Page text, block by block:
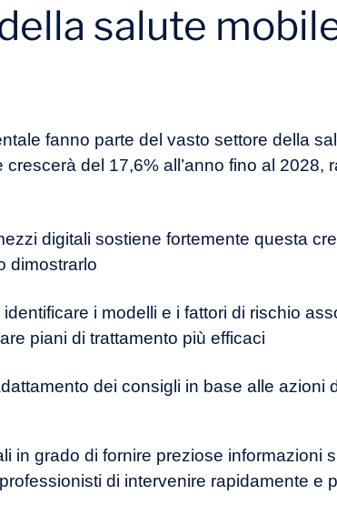
salute
fanno parte del vasto settore della
del 17,6% all’anno fino al 2028,
digitali sostiene fortemente questa
dimostrarlo
identificare i modelli e i fattori di rischio
piani di trattamento più efficaci
dei consigli in base alle azioni
in grado di fornire preziose informazioni
di intervenire rapidamente e